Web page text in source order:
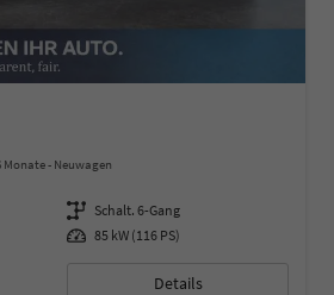
Monate Neuwagen
Getriebe Schalt. 6-Gang
Leistung 85 kW (116 PS)
Details